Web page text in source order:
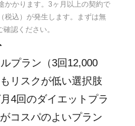
かります。3ヶ月以上の契約で
税込）が発生します。まずは無
認ください。
プラン（3回12,000
リスクが低い選択肢
4回のダイエットプラ
コスパのよいプラン